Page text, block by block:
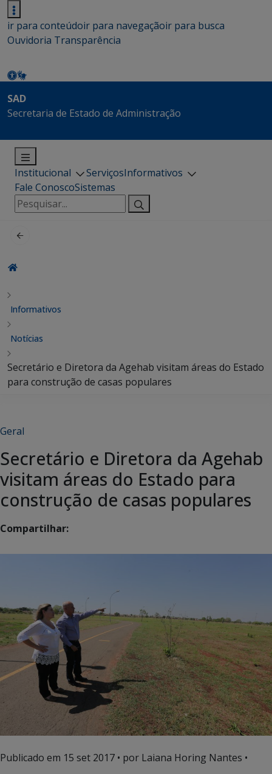
ir para conteúdoir para navegaçãoir para busca
Ouvidoria Transparência
SAD
Secretaria de Estado de Administração
Institucional ServiçosInformativos
Fale ConoscoSistemas
Pesquisar
por:
Informativos
Notícias
Secretário e Diretora da Agehab visitam áreas do Estado
para construção de casas populares
Geral
Secretário e Diretora da Agehab
visitam áreas do Estado para
construção de casas populares
Compartilhar:
Publicado em 15 set 2017 • por Laiana Horing Nantes •